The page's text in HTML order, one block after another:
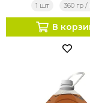
1 шт 360 гр
В